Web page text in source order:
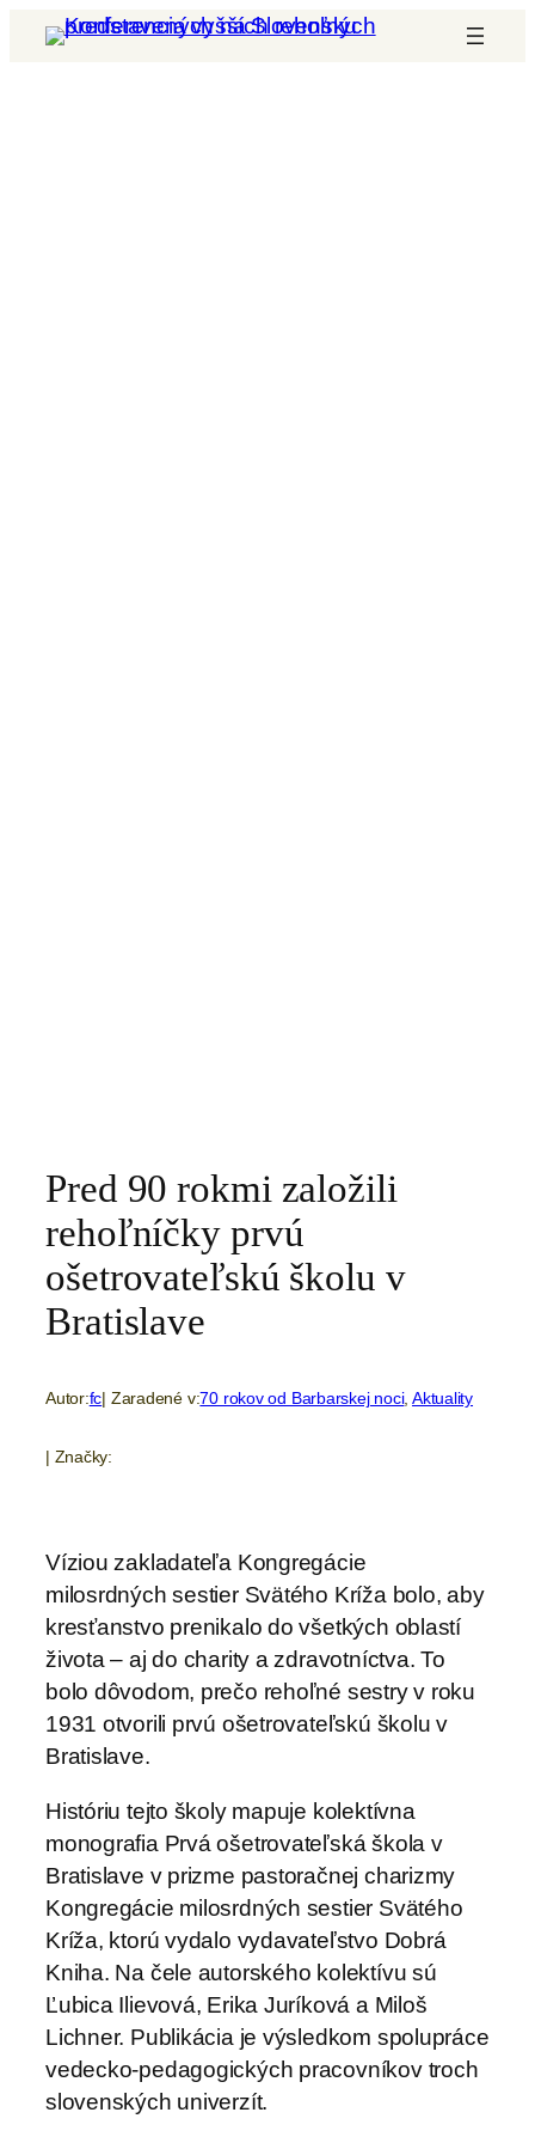
Prejsť
Pred 90 rokmi založili
rehoľníčky prvú
ošetrovateľskú školu v
Bratislave
Autor:fc| Zaradené v:70 rokov od Barbarskej noci, Aktuality
| Značky:
Víziou zakladateľa Kongregácie
milosrdných sestier Svätého Kríža bolo, aby
kresťanstvo prenikalo do všetkých oblastí
života – aj do charity a zdravotníctva. To
bolo dôvodom, prečo rehoľné sestry v roku
1931 otvorili prvú ošetrovateľskú školu v
Bratislave.
Históriu tejto školy mapuje kolektívna
monografia Prvá ošetrovateľská škola v
Bratislave v prizme pastoračnej charizmy
Kongregácie milosrdných sestier Svätého
Kríža, ktorú vydalo vydavateľstvo Dobrá
Kniha. Na čele autorského kolektívu sú
Ľubica Ilievová, Erika Juríková a Miloš
Lichner. Publikácia je výsledkom spolupráce
vedecko-pedagogických pracovníkov troch
slovenských univerzít.